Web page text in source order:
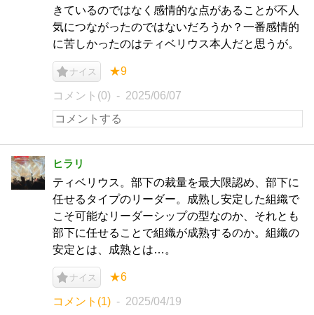
きているのではなく感情的な点があることが不人
気につながったのではないだろうか？一番感情的
に苦しかったのはティベリウス本人だと思うが。
ナイス ★9
コメント(0) 2025/06/07
ヒラリ
ティベリウス。部下の裁量を最大限認め、部下に
任せるタイプのリーダー。成熟し安定した組織で
こそ可能なリーダーシップの型なのか、それとも
部下に任せることで組織が成熟するのか。組織の
安定とは、成熟とは…。
ナイス ★6
コメント(1) 2025/04/19